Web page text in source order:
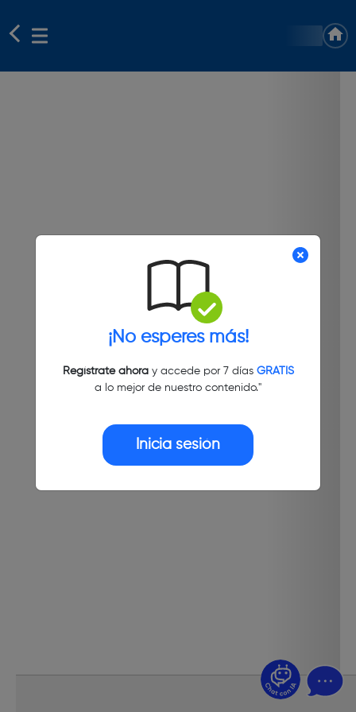
¡No esperes más!
Regístrate ahoray accede por 7 días GRATIS
a lo mejor de nuestro contenido."
Inicia sesión